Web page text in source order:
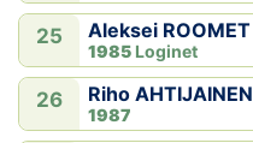
25 Aleksei ROOMET
1985 Loginet
26 Riho AHTIJAINEN
1987